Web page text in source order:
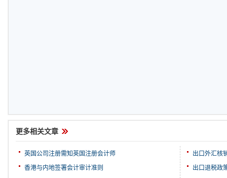
更多相关文章
英国公司注册需知英国注册会计师
香港与内地签署会计审计准则
出口外汇核
出口退税政